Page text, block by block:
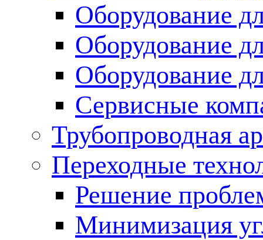
Оборудование
Оборудование
Оборудование
Сервисные
Трубопроводная
Переходные
Решение
Минимизация